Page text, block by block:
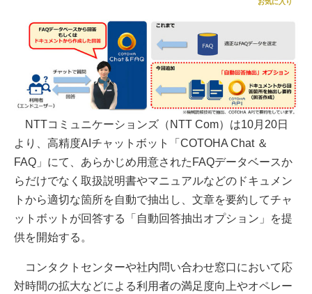
お気に入り
NTTコミュニケーションズ（NTT Com）は10月20日
より、高精度AIチャットボット「COTOHA Chat ＆
FAQ」にて、あらかじめ用意されたFAQデータベースか
らだけでなく取扱説明書やマニュアルなどのドキュメン
トから適切な箇所を自動で抽出し、文章を要約してチャ
ットボットが回答する「自動回答抽出オプション」を提
供を開始する。
コンタクトセンターや社内問い合わせ窓口において応
対時間の拡大などによる利用者の満足度向上やオペレー